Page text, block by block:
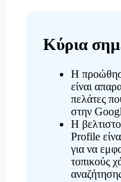
Κύρια
Η
είναι
πελάτες
στην
Η
Profile
για να
τοπικούς